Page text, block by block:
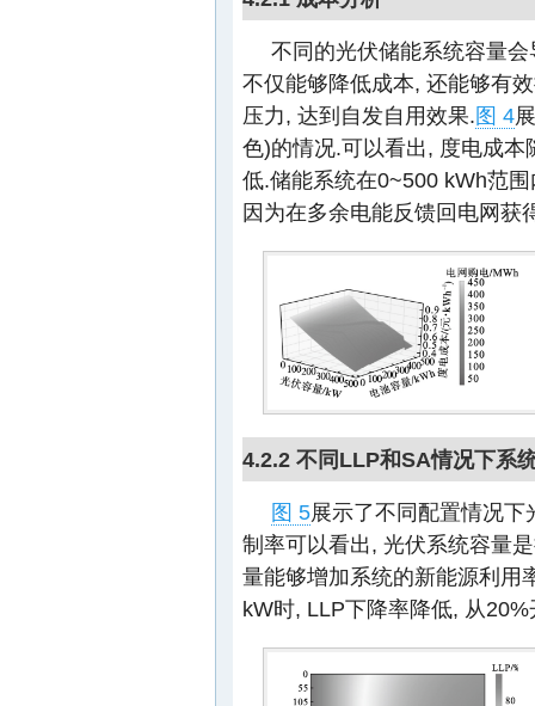
不同的光伏储能系统容量
不仅能够降低成本, 还能够有
压力, 达到自发自用效果.图 4
色)的情况.可以看出, 度电成
低.储能系统在0~500 kWh范
因为在多余电能反馈回电网获
4.2.2 不同LLP和SA情况下系
图 5展示了不同配置情况
制率可以看出, 光伏系统容量
量能够增加系统的新能源利用
kW时, LLP下降率降低, 从